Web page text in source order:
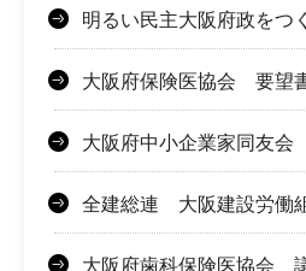
明るい民主大阪府政を
大阪府保険医協会 要望
大阪府中小企業家同友
全建総連 大阪建設労働
大阪府歯科保険医協会